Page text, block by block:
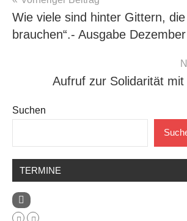
Wie viele sind hinter Gittern,
brauchen“.- Ausgabe
Aufruf zur Solidarität
Suchen
TERMINE